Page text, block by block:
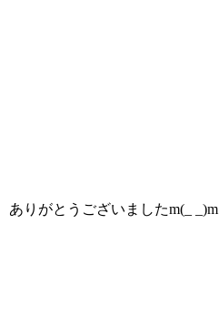
ありがとうございましたm(_ _)m